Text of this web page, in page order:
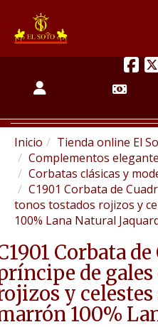
Inicio
Tienda online El
Complementos
Corbatas clásicas y
C1901 Corbata de
tonos tostados rojizos y
100% Lana Natural
Corbata
de
y
100%